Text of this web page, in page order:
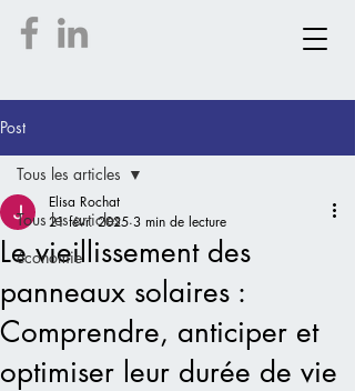
Post
Tous les articles
économie
Tous les articles
Le vieillissement des
panneaux solaires :
Comprendre, anticiper et
optimiser leur durée de vie
Elisa Rochat
21 févr. 2025 3 min de lecture